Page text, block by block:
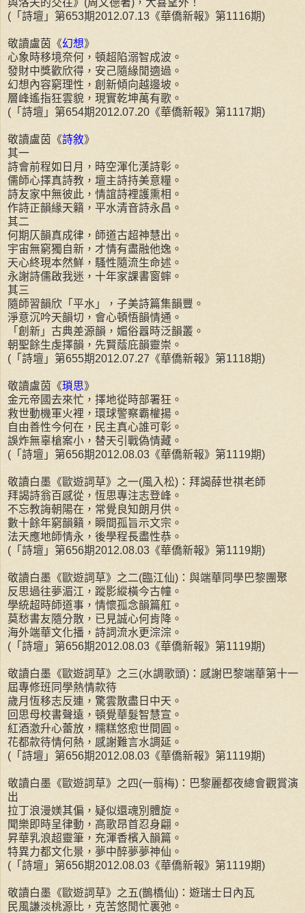
(「詩壇」第653期2012.07.13《華僑新報》第1116期)
敬讀盧茵《幻想》
心象時移境奈何，頓超陷溺智成波。
發財中獎歡欣得，安己隨緣閒適過。
幻想內容窮理性，創新傾向越邊坡。
層峰遙指狂雲貌，現實乾坤萬有歌。
(「詩壇」第654期2012.07.20《華僑新報》第1117期)
敬讀盧茵《詩敘》
其一
詩會前程如日月，時空渾化漢詩彰。
儒師心擇真詩教，壇主詩持美意糧。
詩友家中無彼此，情誼詩裡護熏相。
作詩正韻緣天籟，平水清音詩永昌。
其二
何期仄韻真成律，師道古超神慧出。
宇宙無窮獨自新，才情有盡融他逸。
天心終現本然鮮，騷性隨流生命述。
永謝詩儒啟我迷，十年家課書窗蟀。
其三
隨師習韻欣「平水」，子美詩篇集韻豐。
淨意沉吟天韻切，會心頓悟韻情通。
「創新」古典差源韻，媚俗囂時泛韻叢。
朝聖餘生虔擇韻，先賢蔭庇韻靈崇。
(「詩壇」第655期2012.07.27《華僑新報》第1118期)
敬讀盧茵《瑣思》
金元帝國去來忙，擇地從時部署狂。
救世動機軍火裡，環球警察霸權揚。
自由善性今何在，民主真心誰可彰。
誤炸無辜槍案小，替天引戰偽情藏。
(「詩壇」第656期2012.08.03《華僑新報》第1119期)
敬讀白墨《歐遊詞草》之一(風入松)：拜謁薛世祺老師
拜謁詩翁百感從，恆思專注志登峰。
不忘教誨朝陽在，常覺良知朗月供。
數十餘年窮韻籟，瞬間孤旨示文宗。
法天應地師情永，後學程長盡性恭。
(「詩壇」第656期2012.08.03《華僑新報》第1119期)
敬讀白墨《歐遊詞草》之二(臨江仙)：與端華同學巴黎團聚
反思過往夢湄江，蹤影縱橫今古幢。
學統超時師道事，情懷孤念韻篇舡。
莫愁書友隨分散，已見誠心何肯降。
海外端華文化播，詩詞流水更淙淙。
(「詩壇」第656期2012.08.03《華僑新報》第1119期)
敬讀白墨《歐遊詞草》之三(水調歌頭)：感謝巴黎端華第十一
屆專修班同學熱情款待
歲月恆移志反連，驚雲散盡日中天。
回思母校書聲遠，頓覺華髮智慧宣。
紅酒激升心蕾放，糯糕悠愈世間圓。
花都款待情何熱，感謝難言水調延。
(「詩壇」第656期2012.08.03《華僑新報》第1119期)
敬讀白墨《歐遊詞草》之四(一翦梅)：巴黎麗都夜總會觀賞演
出
拉丁浪漫媄其偏，疑似還魂別體旋。
聞樂即時呈律動，高歌昂首忍身翩。
昇華乳浪超靈筆，充渾香檳入韻篇。
特異力都文化景，夢中醉夢夢神仙。
(「詩壇」第656期2012.08.03《華僑新報》第1119期)
敬讀白墨《歐遊詞草》之五(鵲橋仙)：遊瑞士日內瓦
民風謙淡桃源比，克苦悠閒忙裏弛。